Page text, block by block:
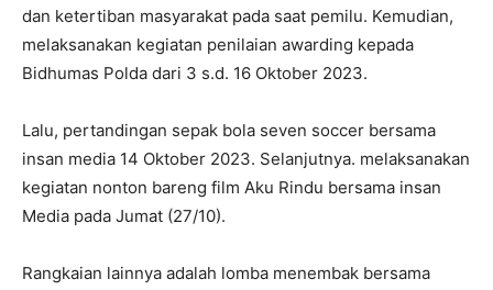
dan ketertiban masyarakat pada saat pemilu. Kemudian,
melaksanakan kegiatan penilaian awarding kepada
Bidhumas Polda dari 3 s.d. 16 Oktober 2023.
Lalu, pertandingan sepak bola seven soccer bersama
insan media 14 Oktober 2023. Selanjutnya. melaksanakan
kegiatan nonton bareng film Aku Rindu bersama insan
Media pada Jumat (27/10).
Rangkaian lainnya adalah lomba menembak bersama